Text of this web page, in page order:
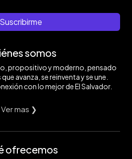
Suscribirme
somos
propositivo y moderno, pensado
avanza, se reinventa y se une.
con lo mejor de El Salvador.
Ver mas ❯
ofrecemos